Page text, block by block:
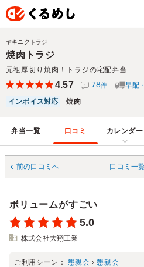
焼肉トラジ
元祖厚切り焼肉！トラジの宅配弁当
ヤキニクトラジ
4.57 78件 早配
インボイス対応
焼肉
弁当一覧 口コミ カレンダー
前の口コミへ 口コミ一
ボリュームがすごい
5.0
株式会社大翔工業
ご利用シーン： 懇親会 ›懇親会